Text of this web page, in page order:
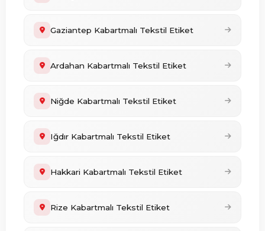
Gaziantep Kabartmalı Tekstil Etiket
Ardahan Kabartmalı Tekstil Etiket
Niğde Kabartmalı Tekstil Etiket
Iğdır Kabartmalı Tekstil Etiket
Hakkari Kabartmalı Tekstil Etiket
Rize Kabartmalı Tekstil Etiket